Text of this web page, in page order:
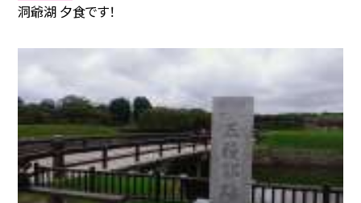
洞爺湖 夕食です！